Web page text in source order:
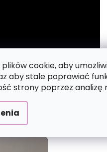
cookie, aby
aby stale poprawiać
strony poprzez analizę